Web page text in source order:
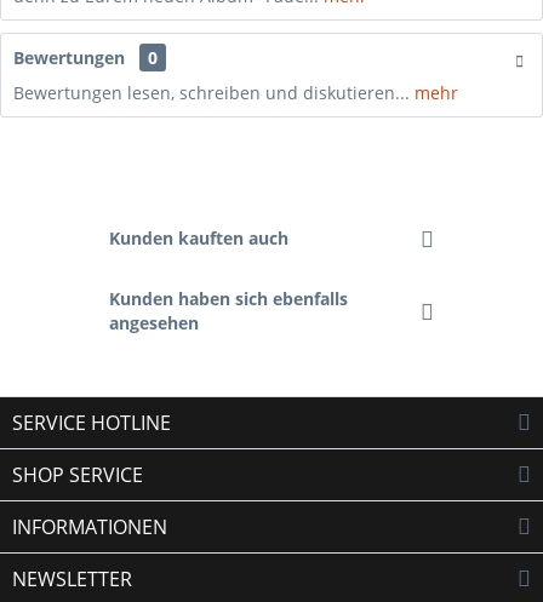
Bewertungen
0
Bewertungen lesen, schreiben und diskutieren... mehr
Kunden kauften auch
Kunden haben sich ebenfalls
angesehen
SERVICE HOTLINE
SHOP SERVICE
INFORMATIONEN
NEWSLETTER